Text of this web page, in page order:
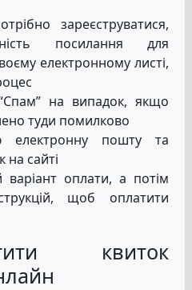
зареєструватися,
посилання для
електронному листі,
на випадок, якщо
туди помилково
електронну пошту та
на сайті
варіант оплати, а потім
щоб оплатити
квиток